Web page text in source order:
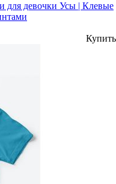
для девочки Усы | Клевые
Купить